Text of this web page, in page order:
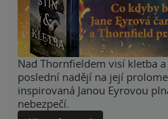
Nad Thornfieldem visí kletba
poslední nadějí na její
inspirovaná Janou Eyrovou
nebezpečí.